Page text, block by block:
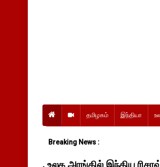
தமிழகம் இந்தியா
Breaking News :
. உலக அரங்கில் இந்திய